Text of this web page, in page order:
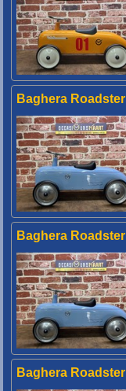
Baghera Roadster
Baghera Roadster
Baghera Roadster